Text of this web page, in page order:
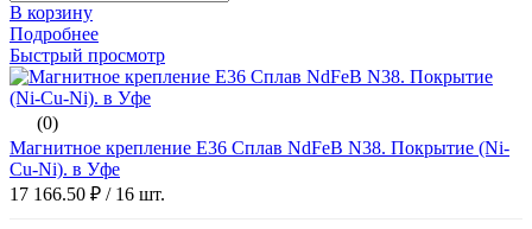
В корзину
Подробнее
Быстрый просмотр
(0)
Магнитное крепление E36 Сплав NdFeB N38. Покрытие (Ni-
Cu-Ni). в Уфе
17 166.50 ₽ / 16 шт.